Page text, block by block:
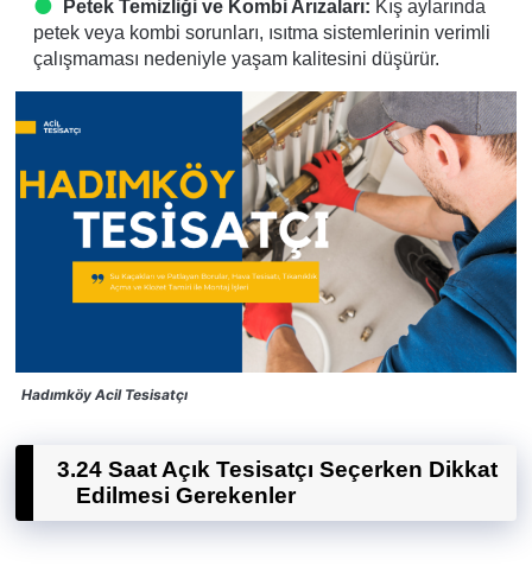
Petek Temizliği ve Kombi Arızaları: Kış aylarında
petek veya kombi sorunları, ısıtma sistemlerinin verimli
çalışmaması nedeniyle yaşam kalitesini düşürür.
Hadımköy Acil Tesisatçı
3.24 Saat Açık Tesisatçı Seçerken Dikkat
Edilmesi Gerekenler